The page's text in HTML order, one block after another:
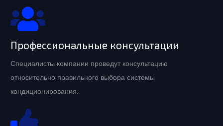
Профессиональные консультации
Специалисты компании проведут консультацию
относительно правильного выбора системы
кондиционирования.